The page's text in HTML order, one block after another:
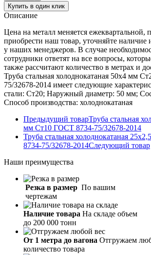
Купить в один клик
Описание
Цена на металл меняется ежеквартальной,
приобрести наш товар, уточняйте наличие и актуальную цену
у наших менеджеров. В случае
сотрудники ответят на все вопросы,
также рассчитают количество в метрах и
Труба стальная холоднокатаная 50х4 мм
75/32678-2014 имеет следующие характеристики: Марка
стали: Ст20; Наружный диаметр: 50 мм;
Способ производства: холоднокатаная
Предыдущий товарТруба стальная
мм Ст10 ГОСТ 8734-75/32678-2014
Труба стальная холоднокатаная
8734-75/32678-2014Следующий товар
Наши преимущества
Резка в размер По вашим
чертежам
Наличие товара На складе объем
до 200 000 тонн
От 1 метра до вагона Отгружаем
количество товара